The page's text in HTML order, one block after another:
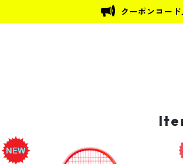
クーポンコー